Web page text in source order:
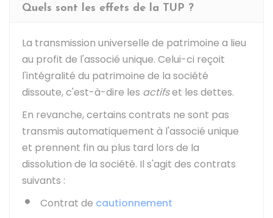
Quels sont les effets de la TUP ?
La transmission universelle de patrimoine a lieu
au profit de l'associé unique. Celui-ci reçoit
l'intégralité du patrimoine de la société
dissoute, c'est-à-dire les actifset les dettes.
En revanche, certains contrats ne sont pas
transmis automatiquement à l'associé unique
et prennent fin au plus tard lors de la
dissolution de la société. Il s'agit des contrats
suivants :
Contrat de cautionnement